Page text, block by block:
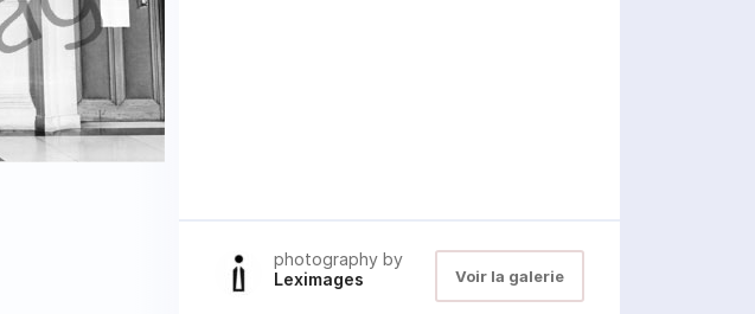
photography by
Leximages
Voir la galerie